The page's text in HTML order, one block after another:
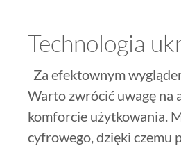
Technologia
Za efektownym
Warto zwrócić uwagę na
komforcie użytkowania.
cyfrowego, dzięki czemu